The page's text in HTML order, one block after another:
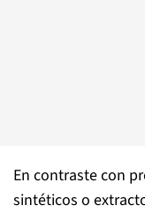
En contraste con
sintéticos o